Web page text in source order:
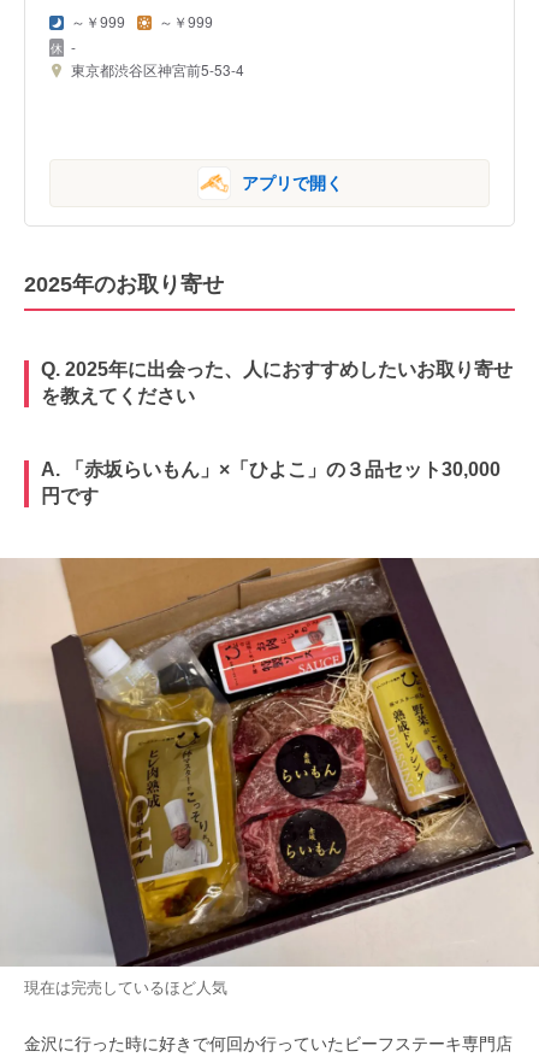
～￥999 ～￥999
-
東京都渋谷区神宮前5-53-4
アプリで開く
2025年のお取り寄せ
Q. 2025年に出会った、人におすすめしたいお取り寄せ
を教えてください
A. 「赤坂らいもん」×「ひよこ」の３品セット30,000
円です
現在は完売しているほど人気
金沢に行った時に好きで何回か行っていたビーフステーキ専門店